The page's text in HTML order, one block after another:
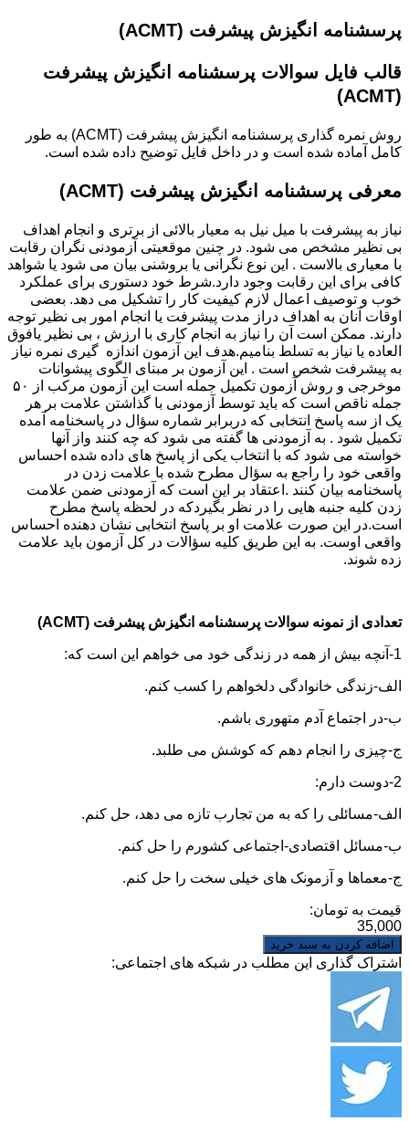
پرسشنامه انگیزش پیشرفت (ACMT)
قالب فایل سوالات پرسشنامه انگیزش پیشرفت
(ACMT)
روش نمره گذاری پرسشنامه انگیزش پیشرفت (ACMT)
به طور
کامل آماده شده است و در داخل فایل توضیح داده شده است.
معرفی پرسشنامه انگیزش پیشرفت (ACMT)
نیاز به پیشرفت با میل نیل به معیار بالائی از برتری و انجام اهداف
بی نظیر مشخص می شود. در چنین موقعیتی آزمودنی نگران رقابت
با معیاری بالاست . این نوع نگرانی یا بروشنی بیان می شود یا شواهد
کافی برای این رقابت وجود دارد.شرط خود دستوری برای عملکرد
خوب و توصیف اعمال لازم کیفیت کار را تشکیل می دهد. بعضی
اوقات آنان به اهداف دراز مدت پیشرفت یا انجام امور بی نظیر توجه
دارند. ممکن است آن را نیاز به انجام کاری با ارزش ، بی نظیر یافوق
العاده یا نیاز به تسلط بنامیم.هدف این آزمون اندازه گیری نمره نیاز
به پیشرفت شخص است . این آزمون بر مبنای الگوی پیشوانات
موخرجی و روش آزمون تکمیل جمله است این آزمون مرکب از ۵۰
جمله ناقص است که باید توسط آزمودنی با گذاشتن علامت بر هر
یک از سه پاسخ انتخابی که دربرابر شماره سؤال در پاسخنامه آمده
تکمیل شود . به آزمودنی ها گفته می شود که چه کنند واز آنها
خواسته می شود که با انتخاب یکی از پاسخ های داده شده احساس
واقعی خود را راجع به سؤال مطرح شده با علامت زدن در
پاسخنامه بیان کنند .اعتقاد بر این است که آزمودنی ضمن علامت
زدن کلیه جنبه هایی را در نظر بگیردکه در لحظه پاسخ مطرح
است.در این صورت علامت او بر پاسخ انتخابی نشان دهنده احساس
واقعی اوست. به این طریق کلیه سؤالات در کل آزمون باید علامت
زده شوند.
تعدادی از نمونه سوالات پرسشنامه انگیزش پیشرفت (ACMT)
1-آنچه بیش از همه در زندگی خود می خواهم این است که:
الف-زندگی خانوادگی دلخواهم را کسب کنم.
ب-در اجتماع آدم متهوری باشم.
ج-چیزی را انجام دهم که کوشش می طلبد.
2-دوست دارم:
الف-مسائلی را که به من تجارب تازه می دهد، حل کنم.
ب-مسائل اقتصادی-اجتماعی کشورم را حل کنم.
ج-معماها و آزمونک های خیلی سخت را حل کنم.
قیمت به تومان:
35,000
اشتراک گذاری این مطلب در شبکه های اجتماعی: